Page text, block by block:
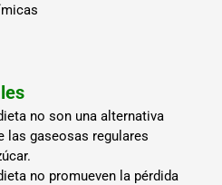
no son una alternativa
las gaseosas regulares
no promueven la pérdida